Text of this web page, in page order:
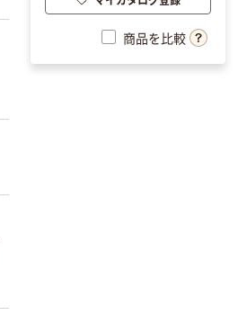
商品を比較